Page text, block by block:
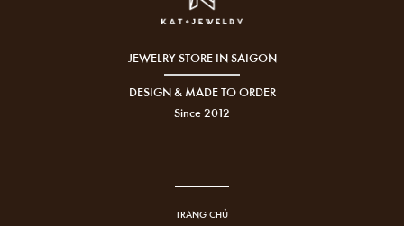
JEWELRY STORE IN SAIGON
DESIGN & MADE TO ORDER
Since 2012
TRANG CHỦ